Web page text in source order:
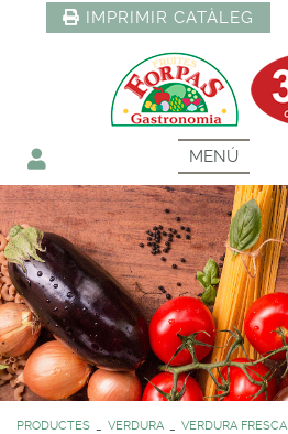
IMPRIMIR CATÀLEG
MENÚ
PRODUCTES VERDURA VERDURA FRESCA